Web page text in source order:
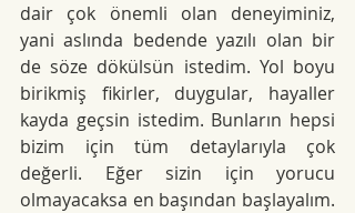
dair çok önemli olan deneyiminiz,
yani aslında bedende yazılı olan bir
de söze dökülsün istedim. Yol boyu
birikmiş fikirler, duygular, hayaller
kayda geçsin istedim. Bunların hepsi
bizim için tüm detaylarıyla çok
değerli. Eğer sizin için yorucu
olmayacaksa en başından başlayalım.